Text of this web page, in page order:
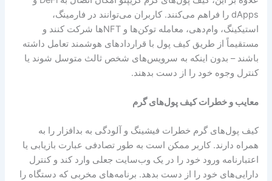
dApps را فراهم می‌کنند. کاربران می‌توانند در فارمینگ،
استیکینگ، وام‌دهی، معامله توکن‌ها و NFTها شرکت کنند و
مستقیماً از طریق کیف پول با قراردادهای هوشمند تعامل داشته
باشند – بدون اینکه به سرویس‌های شخص ثالث متوسل شوند یا
کنترل وجوه خود را از دست بدهند.
معایب و خطرات کیف پول‌های گرم
کیف پول‌های گرم خطرات فیشینگ و آلودگی به بدافزار را به
همراه دارند. کاربر ممکن است به طور تصادفی عبارت بازیابی یا
اعتبارنامه ورود خود را در یک وب‌سایت جعلی وارد کند و کنترل
دارایی‌های خود را از دست بدهد. برنامه‌های مخربی که دستگاه را